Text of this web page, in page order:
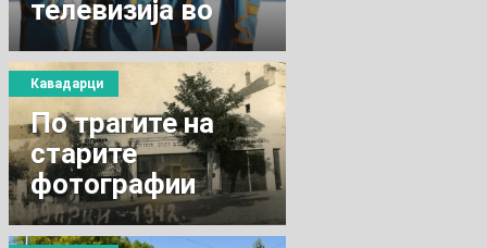
телевизија во
Србија, „РТС“.
По трагите на
старите
фотографии
Кавадарци